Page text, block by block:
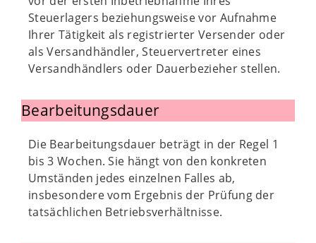
Steuerlagers beziehungsweise vor Aufnahme
Ihrer Tätigkeit als registrierter Versender oder
als Versandhändler, Steuervertreter eines
Versandhändlers oder Dauerbezieher stellen.
Bearbeitungsdauer
Die Bearbeitungsdauer beträgt in der Regel 1
bis 3 Wochen. Sie hängt von den konkreten
Umständen jedes einzelnen Falles ab,
insbesondere vom Ergebnis der Prüfung der
tatsächlichen Betriebsverhältnisse.